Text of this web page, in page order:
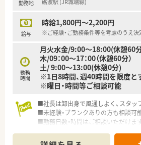
勤務地 砺波駅 (JR城端線)
給与
時給1,800円～2,200円
※ご経験・ご勤務条件等を考慮のうえ決
勤務
時間
月火水金/9:00～18:00(休憩60
木/09：00～17：00（休憩60分）
土/ 9:00～13:00(休憩0分)
※1日8時間、週40時間を限度と
※曜日・時間等ご相談可能
■社長は卸出身で風通しよく、スタッ
■未経験・ブランクありの方も相談可
■勤務日数・時間はご相談いただけま